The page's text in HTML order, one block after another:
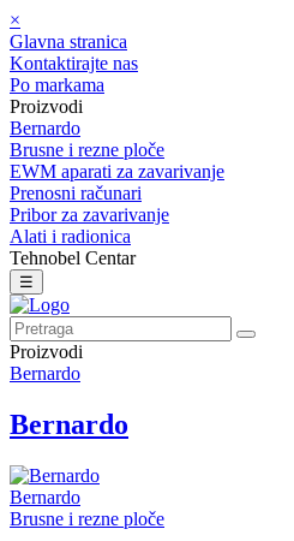
×
Glavna stranica
Kontaktirajte nas
Po markama
Proizvodi
Bernardo
Brusne i rezne ploče
EWM aparati za zavarivanje
Prenosni računari
Pribor za zavarivanje
Alati i radionica
Tehnobel Centar
☰
Proizvodi
Bernardo
Bernardo
Bernardo
Brusne i rezne ploče